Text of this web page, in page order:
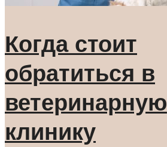
Когда стоит
обратиться в
ветеринарную
клинику